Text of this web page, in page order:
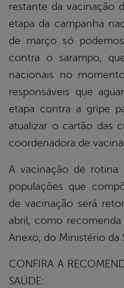
restante da vacinação
etapa da campanha
de março só
contra o sarampo,
nacionais no
responsáveis que
etapa contra a gripe
atualizar o cartão das
coordenadora de
A vacinação de rotina
populações que
de vacinação será
abril, como
Anexo, do Ministério da
CONFIRA A
SAÚDE: